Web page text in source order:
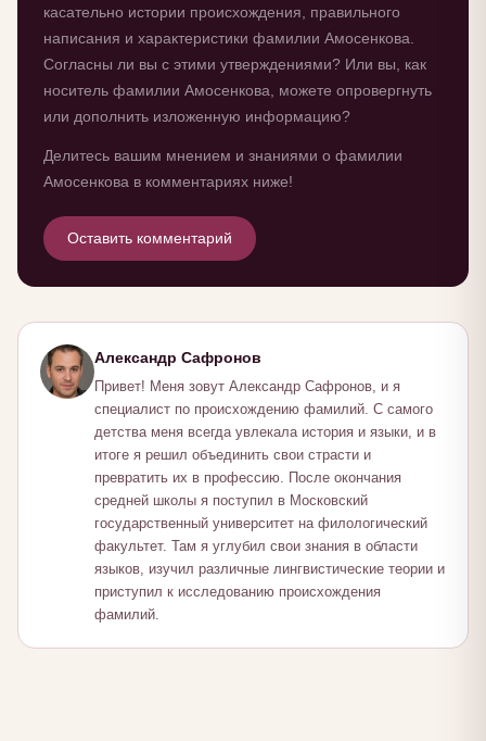
касательно истории происхождения, правильного
написания и характеристики фамилии Амосенкова.
Согласны ли вы с этими утверждениями? Или вы, как
носитель фамилии Амосенкова, можете опровергнуть
или дополнить изложенную информацию?
Делитесь вашим мнением и знаниями о фамилии
Амосенкова в комментариях ниже!
Оставить комментарий
Александр Сафронов
Привет! Меня зовут Александр Сафронов, и я
специалист по происхождению фамилий. С самого
детства меня всегда увлекала история и языки, и в
итоге я решил объединить свои страсти и
превратить их в профессию. После окончания
средней школы я поступил в Московский
государственный университет на филологический
факультет. Там я углубил свои знания в области
языков, изучил различные лингвистические теории и
приступил к исследованию происхождения
фамилий.